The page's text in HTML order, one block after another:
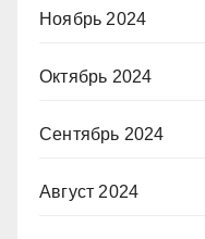
Ноябрь 2024
Октябрь 2024
Сентябрь 2024
Август 2024